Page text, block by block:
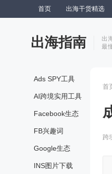
首页 出海干货精选
出海指南
出
最
Ads SPY工具
AI跨境实用工具
Facebook生态
FB兴趣词
Google生态
INS图片下载
首
跨